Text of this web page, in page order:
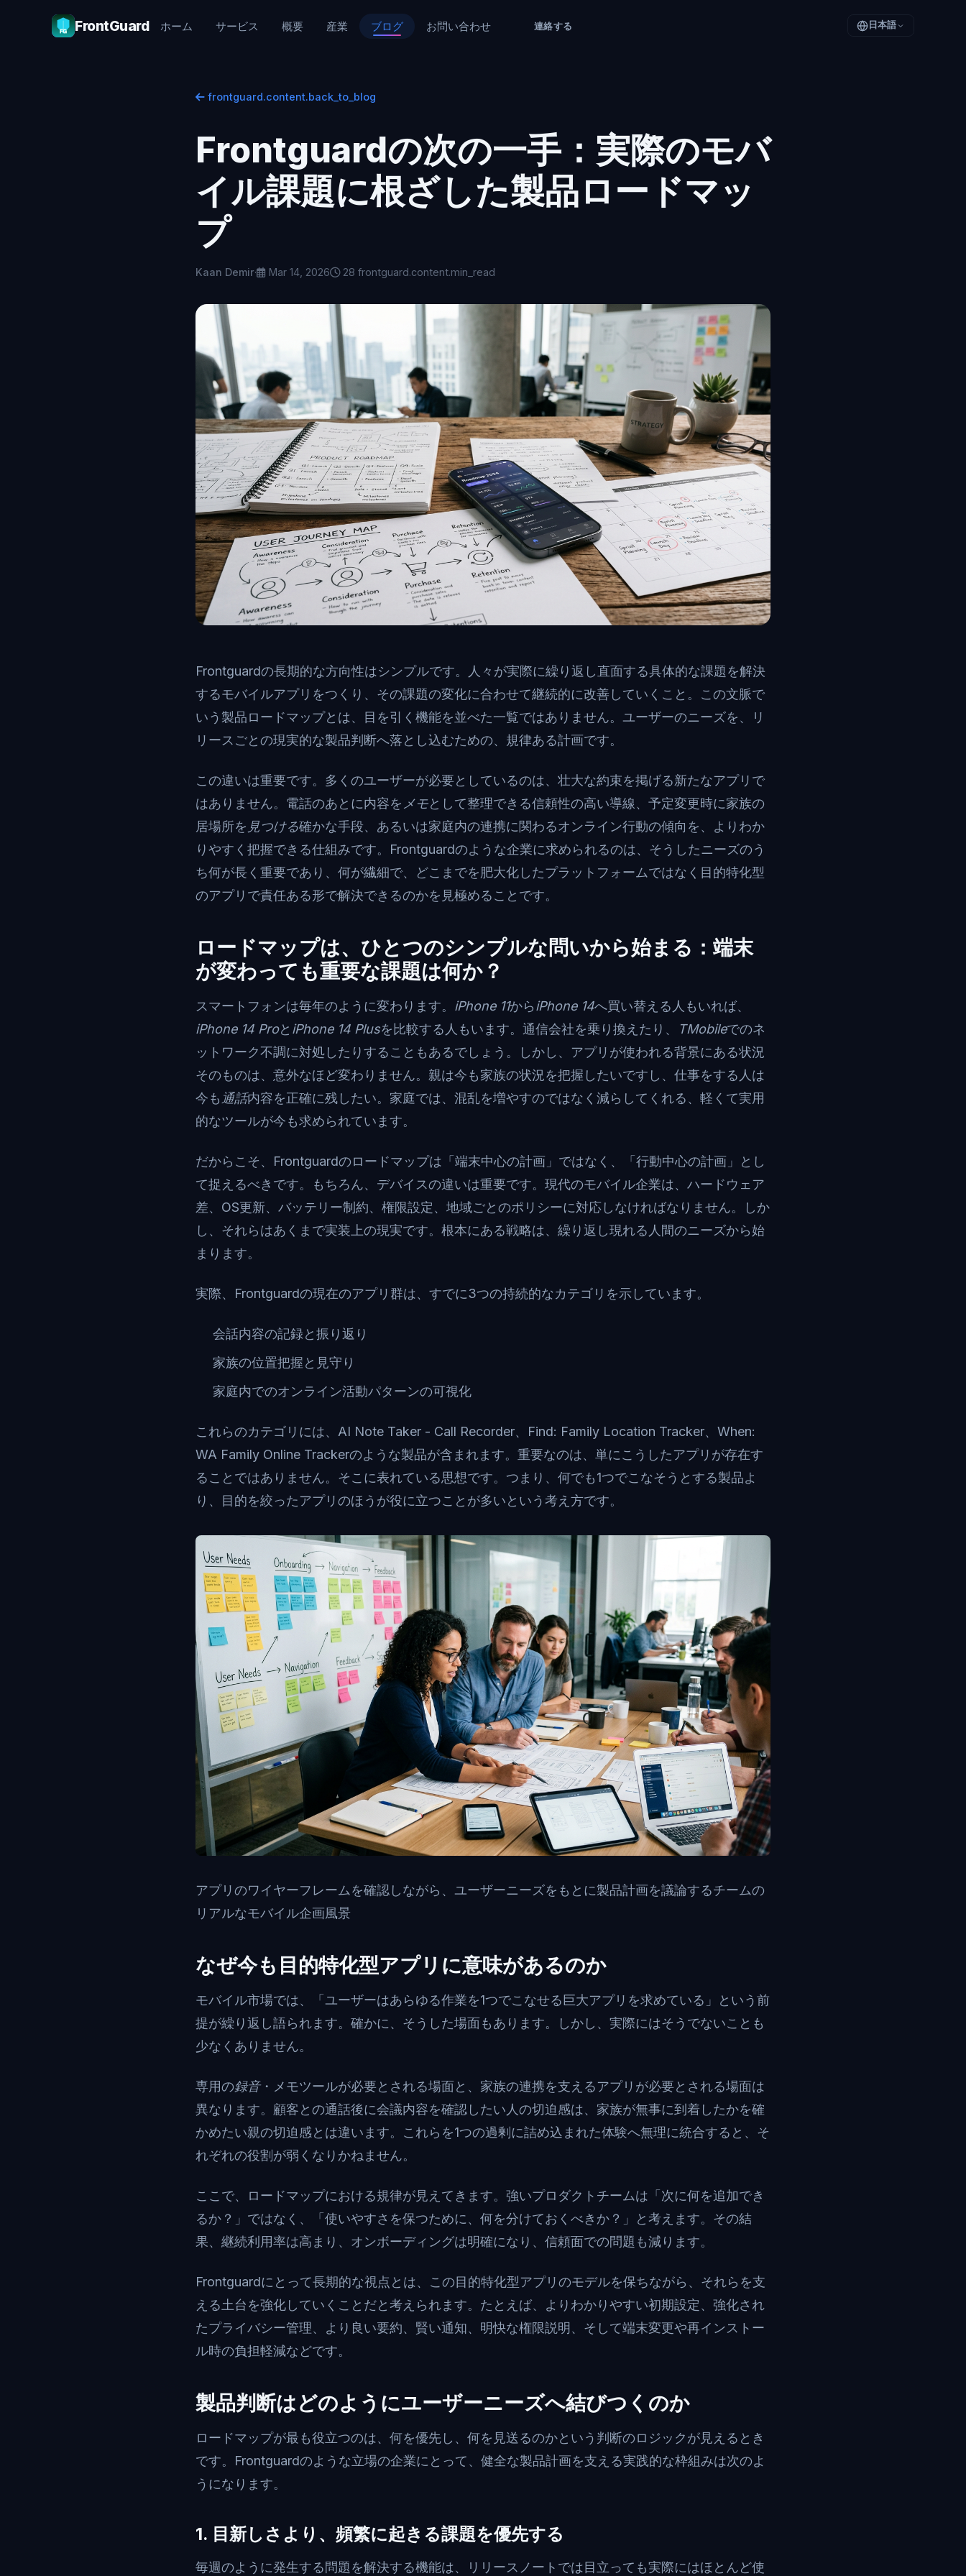
FrontGuard ホーム サービス 概要 産業 ブログ お問い合わせ 連絡する 日本語
frontguard.content.back_to_blog
Frontguardの次の一手：実際のモバ
イル課題に根ざした製品ロードマッ
プ
Kaan Demir· Mar 14, 2026 28 frontguard.content.min_read
Frontguardの長期的な方向性はシンプルです。人々が実際に繰り返し直面する具体的な課題を解決
するモバイルアプリをつくり、その課題の変化に合わせて継続的に改善していくこと。この文脈で
いう製品ロードマップとは、目を引く機能を並べた一覧ではありません。ユーザーのニーズを、リ
リースごとの現実的な製品判断へ落とし込むための、規律ある計画です。
この違いは重要です。多くのユーザーが必要としているのは、壮大な約束を掲げる新たなアプリで
はありません。電話のあとに内容を メモとして整理できる信頼性の高い導線、予定変更時に家族の
居場所を 見つける確かな手段、あるいは家庭内の連携に関わるオンライン行動の傾向を、よりわか
りやすく把握できる仕組みです。Frontguardのような企業に求められるのは、そうしたニーズのう
ち何が長く重要であり、何が繊細で、どこまでを肥大化したプラットフォームではなく目的特化型
のアプリで責任ある形で解決できるのかを見極めることです。
ロードマップは、ひとつのシンプルな問いから始まる：端末
が変わっても重要な課題は何か？
スマートフォンは毎年のように変わります。 iPhone 11からiPhone 14へ買い替える人もいれば、
iPhone 14 Proと iPhone 14 Plusを比較する人もいます。通信会社を乗り換えたり、 TMobileでのネ
ットワーク不調に対処したりすることもあるでしょう。しかし、アプリが使われる背景にある状況
そのものは、意外なほど変わりません。親は今も家族の状況を把握したいですし、仕事をする人は
今も 通話内容を正確に残したい。家庭では、混乱を増やすのではなく減らしてくれる、軽くて実用
的なツールが今も求められています。
だからこそ、Frontguardのロードマップは「端末中心の計画」ではなく、「行動中心の計画」とし
て捉えるべきです。もちろん、デバイスの違いは重要です。現代のモバイル企業は、ハードウェア
差、OS更新、バッテリー制約、権限設定、地域ごとのポリシーに対応しなければなりません。しか
し、それらはあくまで実装上の現実です。根本にある戦略は、繰り返し現れる人間のニーズから始
まります。
実際、Frontguardの現在のアプリ群は、すでに3つの持続的なカテゴリを示しています。
会話内容の記録と振り返り
家族の位置把握と見守り
家庭内でのオンライン活動パターンの可視化
これらのカテゴリには、AI Note Taker - Call Recorder、Find: Family Location Tracker、When:
WA Family Online Trackerのような製品が含まれます。重要なのは、単にこうしたアプリが存在す
ることではありません。そこに表れている思想です。つまり、何でも1つでこなそうとする製品よ
り、目的を絞ったアプリのほうが役に立つことが多いという考え方です。
アプリのワイヤーフレームを確認しながら、ユーザーニーズをもとに製品計画を議論するチームの
リアルなモバイル企画風景
なぜ今も目的特化型アプリに意味があるのか
モバイル市場では、「ユーザーはあらゆる作業を1つでこなせる巨大アプリを求めている」という前
提が繰り返し語られます。確かに、そうした場面もあります。しかし、実際にはそうでないことも
少なくありません。
専用の録音・メモツールが必要とされる場面と、家族の連携を支えるアプリが必要とされる場面は
異なります。顧客との通話後に会議内容を確認したい人の切迫感は、家族が無事に到着したかを確
かめたい親の切迫感とは違います。これらを1つの過剰に詰め込まれた体験へ無理に統合すると、そ
れぞれの役割が弱くなりかねません。
ここで、ロードマップにおける規律が見えてきます。強いプロダクトチームは「次に何を追加でき
るか？」ではなく、「使いやすさを保つために、何を分けておくべきか？」と考えます。その結
果、継続利用率は高まり、オンボーディングは明確になり、信頼面での問題も減ります。
Frontguardにとって長期的な視点とは、この目的特化型アプリのモデルを保ちながら、それらを支
える土台を強化していくことだと考えられます。たとえば、よりわかりやすい初期設定、強化され
たプライバシー管理、より良い要約、賢い通知、明快な権限説明、そして端末変更や再インストー
ル時の負担軽減などです。
製品判断はどのようにユーザーニーズへ結びつくのか
ロードマップが最も役立つのは、何を優先し、何を見送るのかという判断のロジックが見えるとき
です。Frontguardのような立場の企業にとって、健全な製品計画を支える実践的な枠組みは次のよ
うになります。
1. 目新しさより、頻繁に起きる課題を優先する
毎週のように発生する問題を解決する機能は、リリースノートでは目立っても実際にはほとんど使